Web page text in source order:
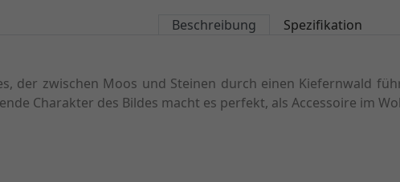
Beschreibung Spezifikation
der zwischen Moos und Steinen durch einen Kiefernwald
Charakter des Bildes macht es perfekt, als Accessoire im